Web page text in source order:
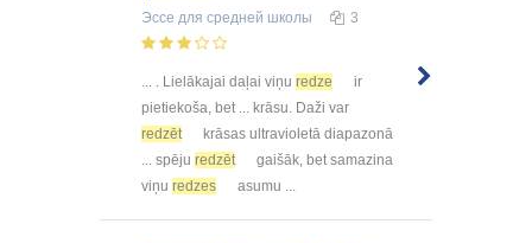
Эссе для средней школы 3
... . Lielākajai daļai viņu redze
ir
pietiekoša, bet ... krāsu. Daži var
redzēt
krāsas ultravioletā diapazonā
... spēju redzēt
gaišāk, bet samazina
viņu redzes asumu ...